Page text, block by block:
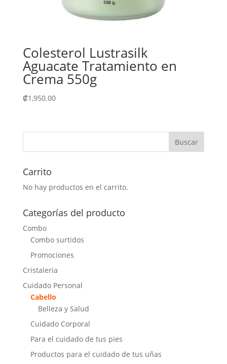
Colesterol Lustrasilk
Aguacate Tratamiento en
Crema 550g
₡1,950.00
Carrito
No hay productos en el carrito.
Categorías del producto
Combo
Combo surtidos
Promociones
Cristaleria
Cuidado Personal
Cabello
Belleza y Salud
Cuidado Corporal
Para el cuidado de tus pies
Productos para el cuidado de tus uñas